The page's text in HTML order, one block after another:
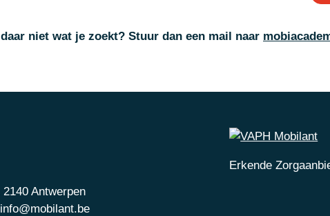
niet wat je zoekt? Stuur dan een mail naar
Antwerpen
Erkende